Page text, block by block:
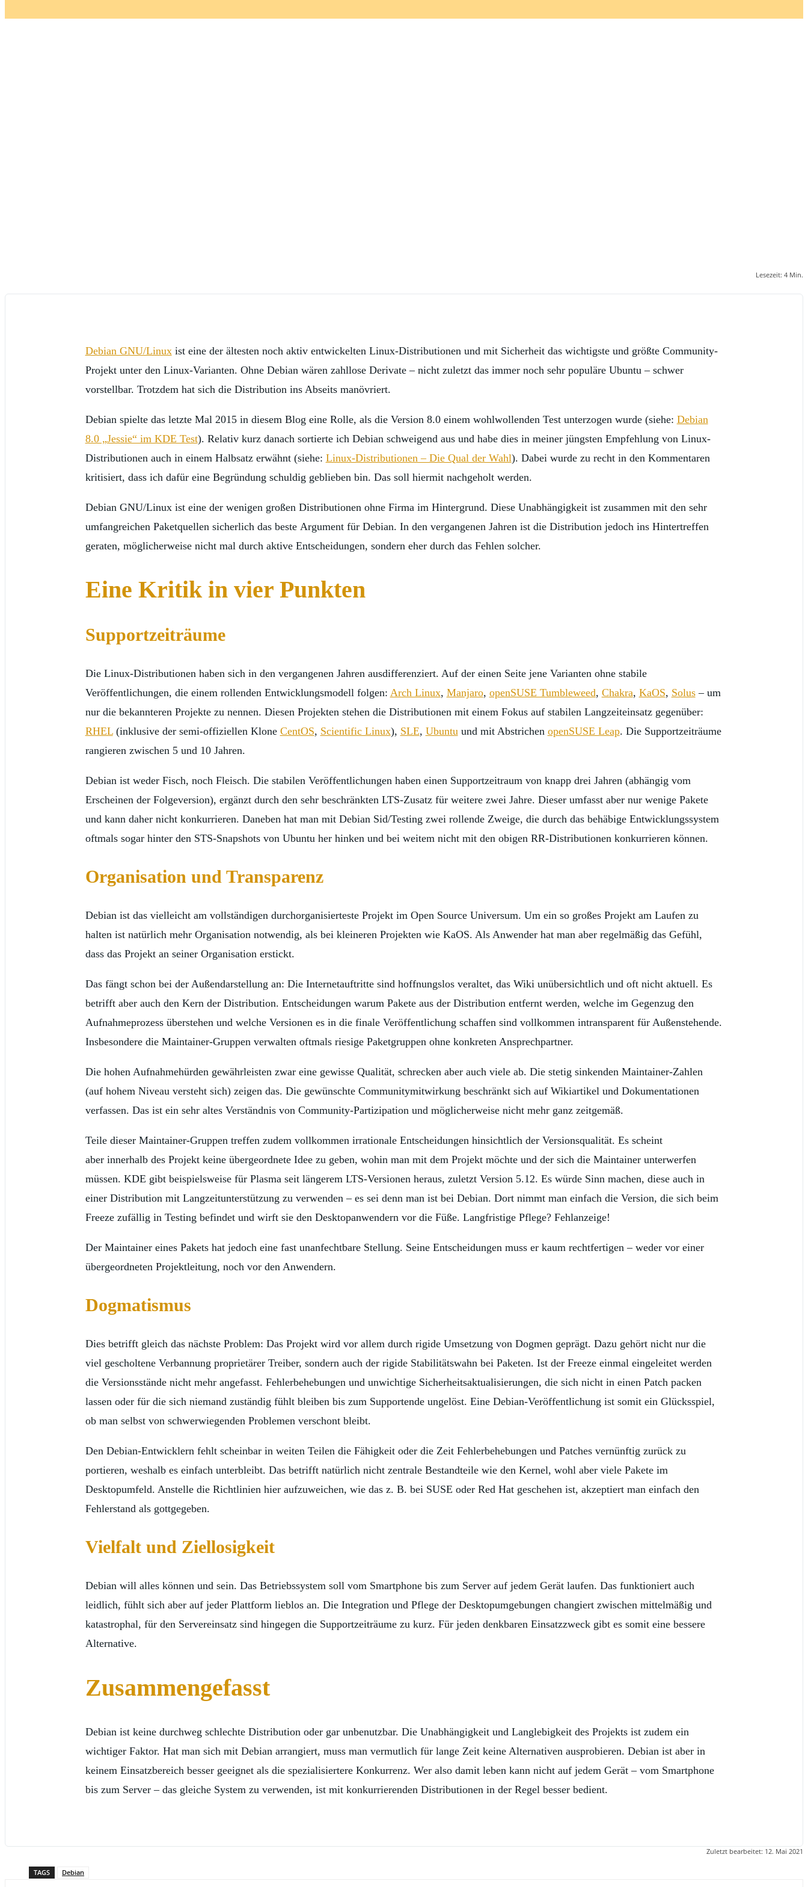
Lesezeit: 4 Min.
Debian GNU/Linuxist eine der ältesten noch aktiv entwickelten Linux-Distributionen und mit Sicherheit das wichtigste und größte Community-
Projekt unter den Linux-Varianten. Ohne Debian wären zahllose Derivate – nicht zuletzt das immer noch sehr populäre Ubuntu – schwer
vorstellbar. Trotzdem hat sich die Distribution ins Abseits manövriert.
Debian spielte das letzte Mal 2015 in diesem Blog eine Rolle, als die Version 8.0 einem wohlwollenden Test unterzogen wurde (siehe: Debian
8.0 „Jessie“ im KDE Test). Relativ kurz danach sortierte ich Debian schweigend aus und habe dies in meiner jüngsten Empfehlung von Linux-
Distributionen auch in einem Halbsatz erwähnt (siehe: Linux-Distributionen – Die Qual der Wahl). Dabei wurde zu recht in den Kommentaren
kritisiert, dass ich dafür eine Begründung schuldig geblieben bin. Das soll hiermit nachgeholt werden.
Debian GNU/Linux ist eine der wenigen großen Distributionen ohne Firma im Hintergrund. Diese Unabhängigkeit ist zusammen mit den sehr
umfangreichen Paketquellen sicherlich das beste Argument für Debian. In den vergangenen Jahren ist die Distribution jedoch ins Hintertreffen
geraten, möglicherweise nicht mal durch aktive Entscheidungen, sondern eher durch das Fehlen solcher.
Eine Kritik in vier Punkten
Supportzeiträume
Die Linux-Distributionen haben sich in den vergangenen Jahren ausdifferenziert. Auf der einen Seite jene Varianten ohne stabile
Veröffentlichungen, die einem rollenden Entwicklungsmodell folgen: Arch Linux, Manjaro, openSUSE Tumbleweed, Chakra, KaOS, Solus– um
nur die bekannteren Projekte zu nennen. Diesen Projekten stehen die Distributionen mit einem Fokus auf stabilen Langzeiteinsatz gegenüber:
RHEL(inklusive der semi-offiziellen Klone CentOS, Scientific Linux), SLE, Ubuntuund mit Abstrichen openSUSE Leap. Die Supportzeiträume
rangieren zwischen 5 und 10 Jahren.
Debian ist weder Fisch, noch Fleisch. Die stabilen Veröffentlichungen haben einen Supportzeitraum von knapp drei Jahren (abhängig vom
Erscheinen der Folgeversion), ergänzt durch den sehr beschränkten LTS-Zusatz für weitere zwei Jahre. Dieser umfasst aber nur wenige Pakete
und kann daher nicht konkurrieren. Daneben hat man mit Debian Sid/Testing zwei rollende Zweige, die durch das behäbige Entwicklungssystem
oftmals sogar hinter den STS-Snapshots von Ubuntu her hinken und bei weitem nicht mit den obigen RR-Distributionen konkurrieren können.
Organisation und Transparenz
Debian ist das vielleicht am vollständigen durchorganisierteste Projekt im Open Source Universum. Um ein so großes Projekt am Laufen zu
halten ist natürlich mehr Organisation notwendig, als bei kleineren Projekten wie KaOS. Als Anwender hat man aber regelmäßig das Gefühl,
dass das Projekt an seiner Organisation erstickt.
Das fängt schon bei der Außendarstellung an: Die Internetauftritte sind hoffnungslos veraltet, das Wiki unübersichtlich und oft nicht aktuell. Es
betrifft aber auch den Kern der Distribution. Entscheidungen warum Pakete aus der Distribution entfernt werden, welche im Gegenzug den
Aufnahmeprozess überstehen und welche Versionen es in die finale Veröffentlichung schaffen sind vollkommen intransparent für Außenstehende.
Insbesondere die Maintainer-Gruppen verwalten oftmals riesige Paketgruppen ohne konkreten Ansprechpartner.
Die hohen Aufnahmehürden gewährleisten zwar eine gewisse Qualität, schrecken aber auch viele ab. Die stetig sinkenden Maintainer-Zahlen
(auf hohem Niveau versteht sich) zeigen das. Die gewünschte Communitymitwirkung beschränkt sich auf Wikiartikel und Dokumentationen
verfassen. Das ist ein sehr altes Verständnis von Community-Partizipation und möglicherweise nicht mehr ganz zeitgemäß.
Teile dieser Maintainer-Gruppen treffen zudem vollkommen irrationale Entscheidungen hinsichtlich der Versionsqualität. Es scheint
aber innerhalb des Projekt keine übergeordnete Idee zu geben, wohin man mit dem Projekt möchte und der sich die Maintainer unterwerfen
müssen. KDE gibt beispielsweise für Plasma seit längerem LTS-Versionen heraus, zuletzt Version 5.12. Es würde Sinn machen, diese auch in
einer Distribution mit Langzeitunterstützung zu verwenden – es sei denn man ist bei Debian. Dort nimmt man einfach die Version, die sich beim
Freeze zufällig in Testing befindet und wirft sie den Desktopanwendern vor die Füße. Langfristige Pflege? Fehlanzeige!
Der Maintainer eines Pakets hat jedoch eine fast unanfechtbare Stellung. Seine Entscheidungen muss er kaum rechtfertigen – weder vor einer
übergeordneten Projektleitung, noch vor den Anwendern.
Dogmatismus
Dies betrifft gleich das nächste Problem: Das Projekt wird vor allem durch rigide Umsetzung von Dogmen geprägt. Dazu gehört nicht nur die
viel gescholtene Verbannung proprietärer Treiber, sondern auch der rigide Stabilitätswahn bei Paketen. Ist der Freeze einmal eingeleitet werden
die Versionsstände nicht mehr angefasst. Fehlerbehebungen und unwichtige Sicherheitsaktualisierungen, die sich nicht in einen Patch packen
lassen oder für die sich niemand zuständig fühlt bleiben bis zum Supportende ungelöst. Eine Debian-Veröffentlichung ist somit ein Glücksspiel,
ob man selbst von schwerwiegenden Problemen verschont bleibt.
Den Debian-Entwicklern fehlt scheinbar in weiten Teilen die Fähigkeit oder die Zeit Fehlerbehebungen und Patches vernünftig zurück zu
portieren, weshalb es einfach unterbleibt. Das betrifft natürlich nicht zentrale Bestandteile wie den Kernel, wohl aber viele Pakete im
Desktopumfeld. Anstelle die Richtlinien hier aufzuweichen, wie das z. B. bei SUSE oder Red Hat geschehen ist, akzeptiert man einfach den
Fehlerstand als gottgegeben.
Vielfalt und Ziellosigkeit
Debian will alles können und sein. Das Betriebssystem soll vom Smartphone bis zum Server auf jedem Gerät laufen. Das funktioniert auch
leidlich, fühlt sich aber auf jeder Plattform lieblos an. Die Integration und Pflege der Desktopumgebungen changiert zwischen mittelmäßig und
katastrophal, für den Servereinsatz sind hingegen die Supportzeiträume zu kurz. Für jeden denkbaren Einsatzzweck gibt es somit eine bessere
Alternative.
Zusammengefasst
Debian ist keine durchweg schlechte Distribution oder gar unbenutzbar. Die Unabhängigkeit und Langlebigkeit des Projekts ist zudem ein
wichtiger Faktor. Hat man sich mit Debian arrangiert, muss man vermutlich für lange Zeit keine Alternativen ausprobieren. Debian ist aber in
keinem Einsatzbereich besser geeignet als die spezialisiertere Konkurrenz. Wer also damit leben kann nicht auf jedem Gerät – vom Smartphone
bis zum Server – das gleiche System zu verwenden, ist mit konkurrierenden Distributionen in der Regel besser bedient.
Zuletzt bearbeitet: 12. Mai 2021
TAGS Debian